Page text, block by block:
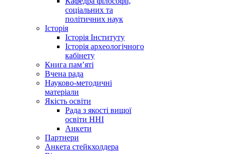
соціальних та
політичних наук
Історія
Історія Інституту
Історія археологічного
кабінету
Книга памʼяті
Вчена рада
Науково-методичні
матеріали
Якість освіти
Рада з якості вищої
освіти ННІ
Анкети
Партнери
Анкета стейкхолдера